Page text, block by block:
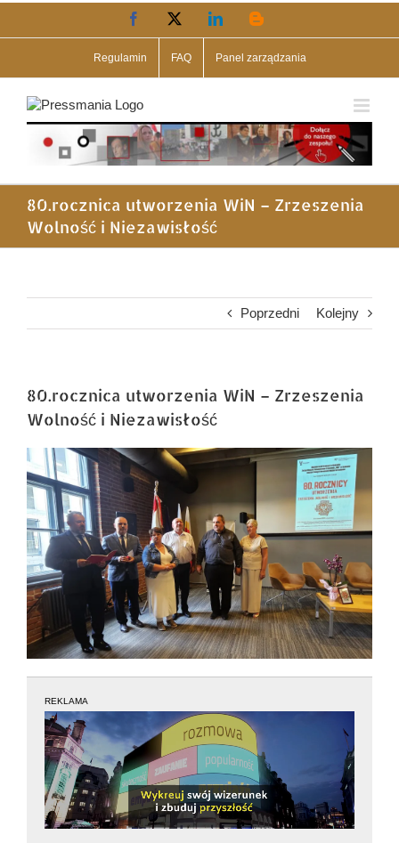
Facebook LinkedInBlogger
Regulamin FAQ Panel zarządzania
80.rocznica utworzenia WiN – Zrzeszenia
Wolność i Niezawisłość
Poprzedni Kolejny
80.rocznica utworzenia WiN – Zrzeszenia
Wolność i Niezawisłość
REKLAMA